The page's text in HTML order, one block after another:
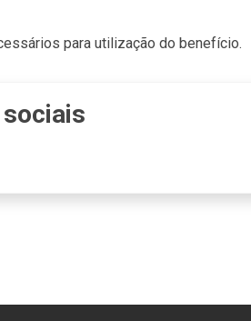
para utilização do benefício.